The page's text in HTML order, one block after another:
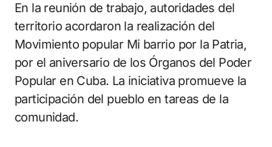
En la reunión de trabajo, autoridades del
territorio acordaron la realización del
Movimiento popular Mi barrio por la Patria,
por el aniversario de los Órganos del Poder
Popular en Cuba. La iniciativa promueve la
participación del pueblo en tareas de la
comunidad.